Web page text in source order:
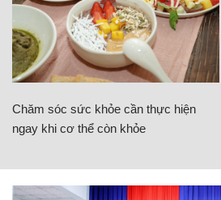
Chăm sóc sức khỏe cần thực hiện
ngay khi cơ thể còn khỏe